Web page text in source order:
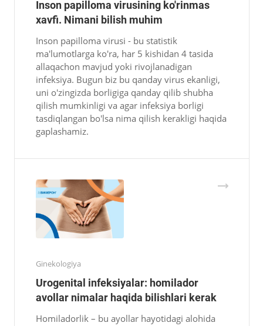
Inson papilloma virusining ko'rinmas
xavfi. Nimani bilish muhim
Inson papilloma virusi - bu statistik
ma'lumotlarga ko'ra, har 5 kishidan 4 tasida
allaqachon mavjud yoki rivojlanadigan
infeksiya. Bugun biz bu qanday virus ekanligi,
uni o'zingizda borligiga qanday qilib shubha
qilish mumkinligi va agar infeksiya borligi
tasdiqlangan bo'lsa nima qilish kerakligi haqida
gaplashamiz.
Ginekologiya
Urogenital infeksiyalar: homilador
avollar nimalar haqida bilishlari kerak
Homiladorlik – bu ayollar hayotidagi alohida